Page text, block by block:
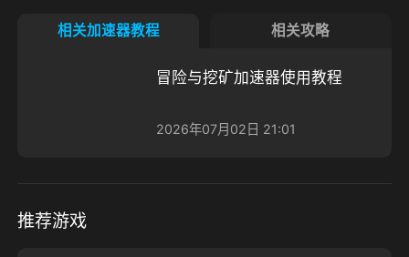
相关加速器教程 相关攻略
冒险与挖矿加速器使用教程
2026年07月02日 21:01
推荐游戏